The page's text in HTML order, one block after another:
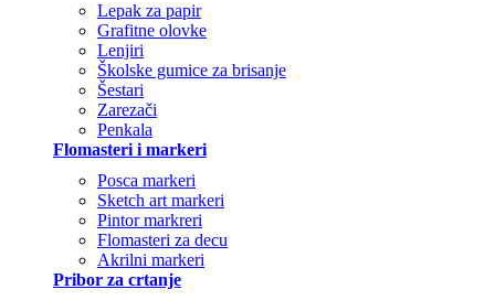
Lepak za papir
Grafitne olovke
Lenjiri
Školske gumice za brisanje
Šestari
Zarezači
Penkala
Flomasteri i markeri
Posca markeri
Sketch art markeri
Pintor markreri
Flomasteri za decu
Akrilni markeri
Pribor za crtanje